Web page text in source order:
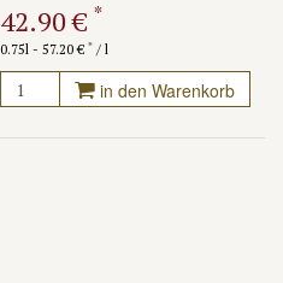
42.90 € *
0.75l - 57.20 € */ l
in den Warenkorb